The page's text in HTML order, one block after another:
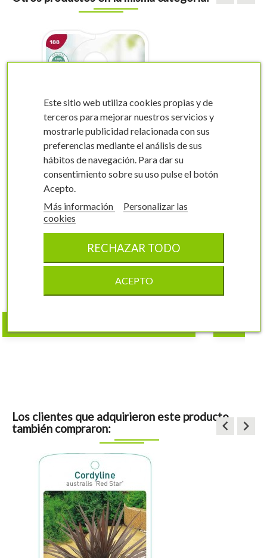
Etiquetas de Rosal Red
0188FMEA0
6.2 x 10 cm
100 unidades
7,32 €
Los clientes que adquirieron este producto
también compraron:
keyboard_arrow_left keyboard_arrow_right
Este sitio web utiliza cookies propias y de
terceros para mejorar nuestros servicios y
mostrarle publicidad relacionada con sus
preferencias mediante el análisis de sus
hábitos de navegación. Para dar su
consentimiento sobre su uso pulse el botón
Acepto.
Más información
Personalizar las
cookies
RECHAZAR TODO
ACEPTO